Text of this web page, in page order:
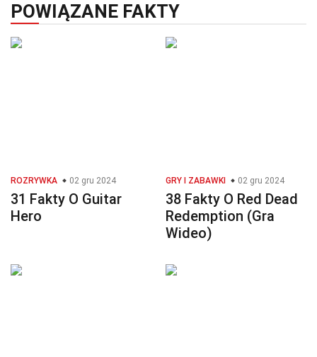
POWIĄZANE FAKTY
ROZRYWKA 02 gru 2024
31 Fakty O Guitar
Hero
GRY I ZABAWKI 02 gru 2024
38 Fakty O Red Dead
Redemption (Gra
Wideo)